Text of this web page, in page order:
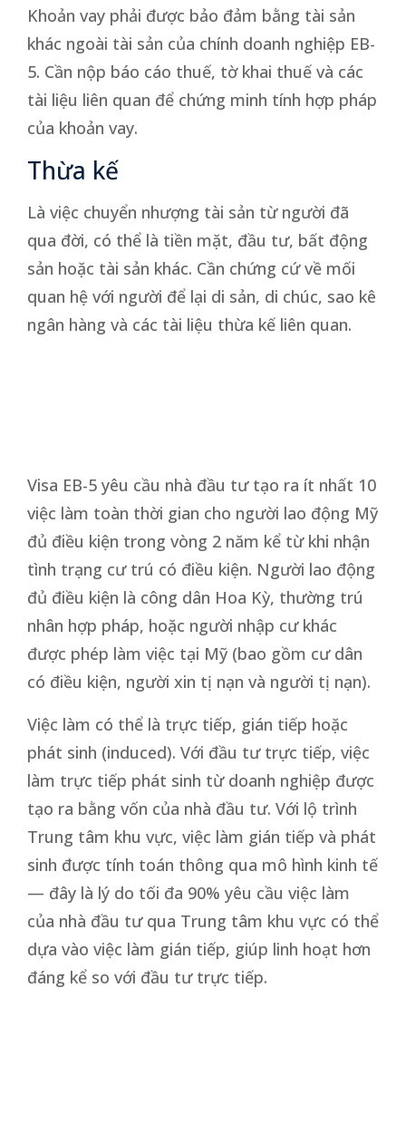
Khoản vay phải được bảo đảm bằng tài sản
khác ngoài tài sản của chính doanh nghiệp EB-
5. Cần nộp báo cáo thuế, tờ khai thuế và các
tài liệu liên quan để chứng minh tính hợp pháp
của khoản vay.
Thừa kế
Là việc chuyển nhượng tài sản từ người đã
qua đời, có thể là tiền mặt, đầu tư, bất động
sản hoặc tài sản khác. Cần chứng cứ về mối
quan hệ với người để lại di sản, di chúc, sao kê
ngân hàng và các tài liệu thừa kế liên quan.
Visa EB-5 yêu cầu nhà đầu tư tạo ra ít nhất 10
việc làm toàn thời gian cho người lao động Mỹ
đủ điều kiện trong vòng 2 năm kể từ khi nhận
tình trạng cư trú có điều kiện. Người lao động
đủ điều kiện là công dân Hoa Kỳ, thường trú
nhân hợp pháp, hoặc người nhập cư khác
được phép làm việc tại Mỹ (bao gồm cư dân
có điều kiện, người xin tị nạn và người tị nạn).
Việc làm có thể là trực tiếp, gián tiếp hoặc
phát sinh (induced). Với đầu tư trực tiếp, việc
làm trực tiếp phát sinh từ doanh nghiệp được
tạo ra bằng vốn của nhà đầu tư. Với lộ trình
Trung tâm khu vực, việc làm gián tiếp và phát
sinh được tính toán thông qua mô hình kinh tế
— đây là lý do tối đa 90% yêu cầu việc làm
của nhà đầu tư qua Trung tâm khu vực có thể
dựa vào việc làm gián tiếp, giúp linh hoạt hơn
đáng kể so với đầu tư trực tiếp.